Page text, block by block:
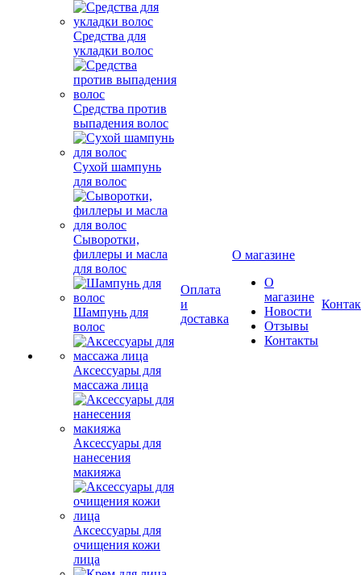
Средства для
укладки волос
Средства против
выпадения волос
Сухой шампунь
для волос
Сыворотки,
филлеры и масла
для волос
Шампунь для
волос
Аксессуары для
массажа лица
Аксессуары для
нанесения
макияжа
Аксессуары для
очищения кожи
лица
Оплата
и
доставка
О магазине
О
магазине
Новости
Отзывы
Контакты